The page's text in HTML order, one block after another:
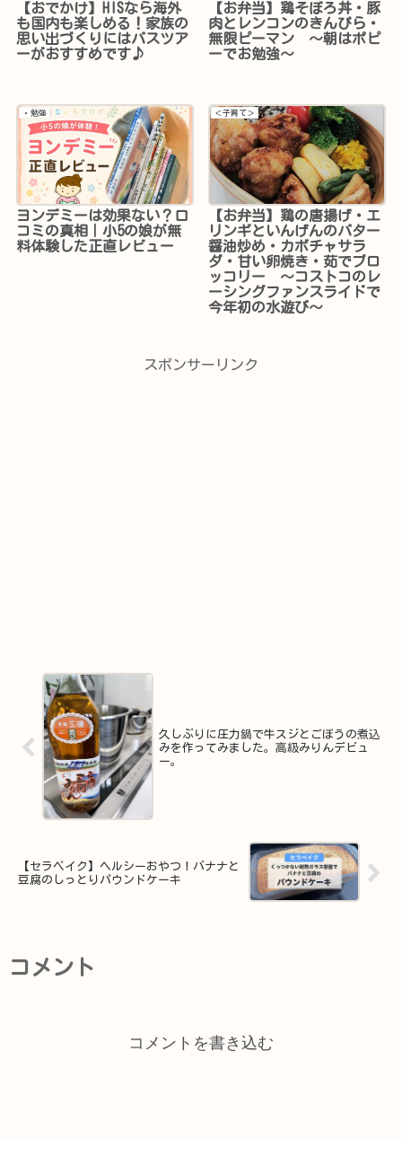
【おでかけ】HISなら海外
も国内も楽しめる！家族の
思い出づくりにはバスツア
ーがおすすめです♪
【お弁当】鶏そぼろ丼・豚
肉とレンコンのきんぴら・
無限ピーマン ～朝はポピ
ーでお勉強～
・勉強
ヨンデミーは効果ない？口
コミの真相｜小5の娘が無
料体験した正直レビュー
＜子育て＞
【お弁当】鶏の唐揚げ・エ
リンギといんげんのバター
醤油炒め・カボチャサラ
ダ・甘い卵焼き・茹でブロ
ッコリー ～コストコのレ
ーシングファンスライドで
今年初の水遊び～
スポンサーリンク
久しぶりに圧力鍋で牛スジとごぼうの煮込
みを作ってみました。高級みりんデビュ
ー。
【セラベイク】ヘルシーおやつ！バナナと
豆腐のしっとりパウンドケーキ
コメント
コメントを書き込む